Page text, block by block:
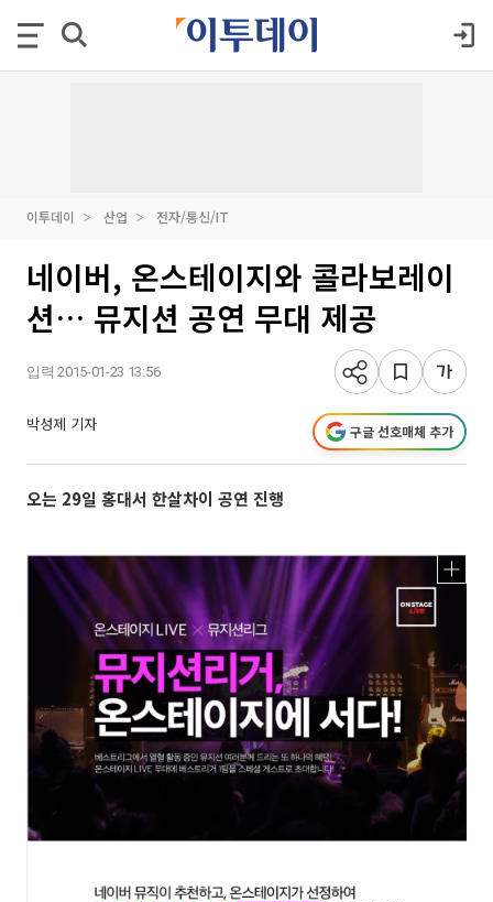
이투데이 산업 전자/통신/IT
네이버, 온스테이지와 콜라보레이
션… 뮤지션 공연 무대 제공
입력 2015-01-23 13:56
박성제 기자 구글 선호매체 추가
오는 29일 홍대서 한살차이 공연 진행